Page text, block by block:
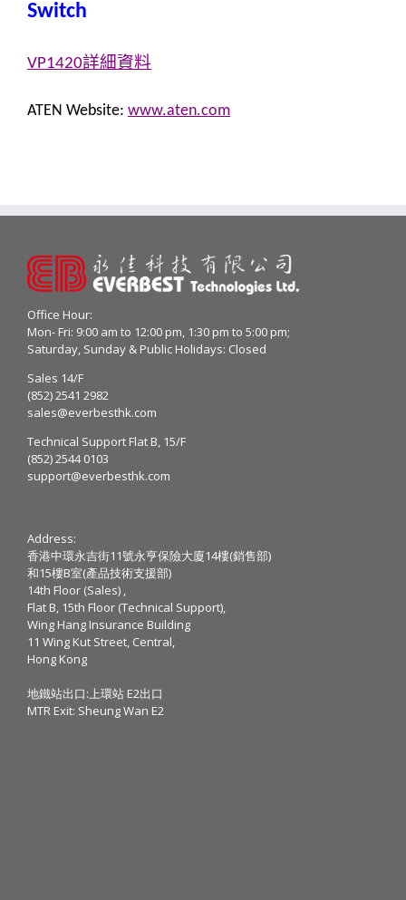
Switch
VP1420詳細資料
ATEN Website: www.aten.com
Office Hour:
Mon- Fri: 9:00 am to 12:00 pm, 1:30 pm to 5:00 pm;
Saturday, Sunday & Public Holidays: Closed
Sales 14/F
(852) 2541 2982
sales@everbesthk.com
Technical Support Flat B, 15/F
(852) 2544 0103
support@everbesthk.com
Address:
香港中環永吉街11號永亨保險大廈14樓(銷售部)
和15樓B室(產品技術支援部)
14th Floor (Sales) ,
Flat B, 15th Floor (Technical Support),
Wing Hang Insurance Building
11 Wing Kut Street, Central,
Hong Kong
地鐵站出口:上環站 E2出口
MTR Exit: Sheung Wan E2